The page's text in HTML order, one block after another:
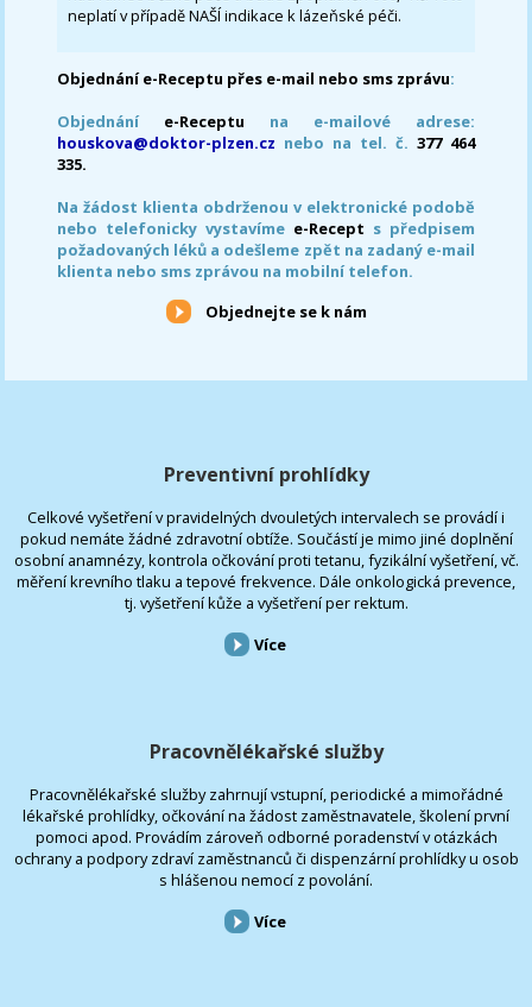
neplatí v případě NAŠÍ indikace k lázeňské péči.
Objednání e-Receptu přes e-mail nebo sms zprávu:
Objednání e-Receptu na e-mailové adrese:
houskova@doktor-plzen.cz nebo na tel. č. 377 464
335.
Na žádost klienta obdrženou v elektronické podobě
nebo telefonicky vystavíme e-Recept s předpisem
požadovaných léků a odešleme zpět na zadaný e-mail
klienta nebo sms zprávou na mobilní telefon.
Objednejte se k nám
Preventivní prohlídky
Celkové vyšetření v pravidelných dvouletých intervalech se provádí i
pokud nemáte žádné zdravotní obtíže. Součástí je mimo jiné doplnění
osobní anamnézy, kontrola očkování proti tetanu, fyzikální vyšetření, vč.
měření krevního tlaku a tepové frekvence. Dále onkologická prevence,
tj. vyšetření kůže a vyšetření per rektum.
Více
Pracovnělékařské služby
Pracovnělékařské služby zahrnují vstupní, periodické a mimořádné
lékařské prohlídky, očkování na žádost zaměstnavatele, školení první
pomoci apod. Provádím zároveň odborné poradenství v otázkách
ochrany a podpory zdraví zaměstnanců či dispenzární prohlídky u osob
s hlášenou nemocí z povolání.
Více